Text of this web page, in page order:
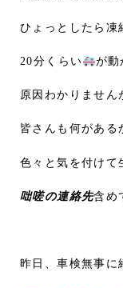
ひょっとしたら凍
20分くらい が動
原因わかりません
皆さんも何がある
色々と気を付けて
咄嗟の連絡先含め
昨日、車検無事に